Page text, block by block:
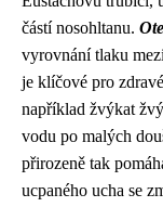
částí nosohltanu.
vyrovnání tlaku
je klíčové pro
například žvýkat
vodu po malých
přirozeně tak
ucpaného ucha se